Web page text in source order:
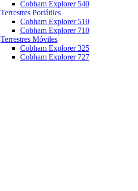
Cobham Explorer 540
Terrestres Portátiles
Cobham Explorer 510
Cobham Explorer 710
Terrestres Móviles
Cobham Explorer 325
Cobham Explorer 727